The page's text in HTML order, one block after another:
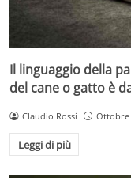
Il linguaggio della
del cane o gatto è
Claudio Rossi Ottobre
Leggi di più